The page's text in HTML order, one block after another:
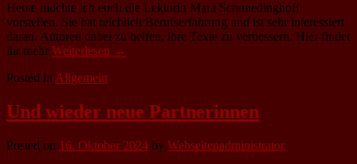
Heute möchte ich euch die Lektorin Mara Schmiedinghoff
vorstellen. Sie hat reichlich Berufserfahrung und ist sehr interessiert
daran, Autoren dabei zu helfen, ihre Texte zu verbessern. Hier findet
ihr mehr Weiterlesen →
Posted in Allgemein
Und wieder neue Partnerinnen
Posted on 16. Oktober 2024 by Webseitenadministrator